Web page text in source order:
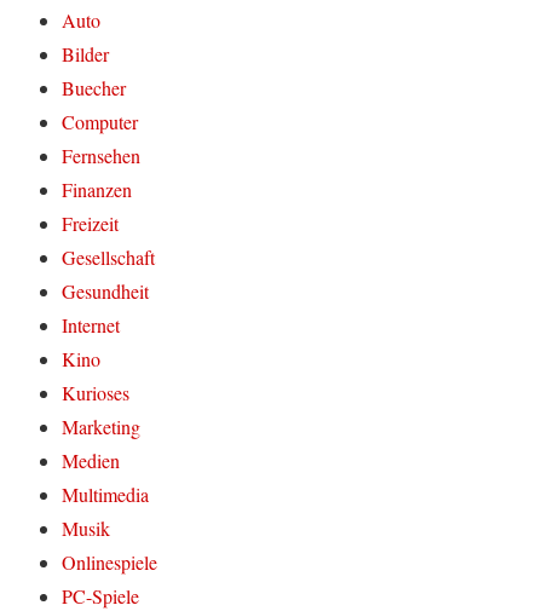
Auto
Bilder
Buecher
Computer
Fernsehen
Finanzen
Freizeit
Gesellschaft
Gesundheit
Internet
Kino
Kurioses
Marketing
Medien
Multimedia
Musik
Onlinespiele
PC-Spiele